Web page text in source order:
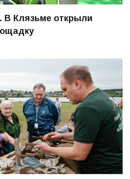
В Клязьме открыли